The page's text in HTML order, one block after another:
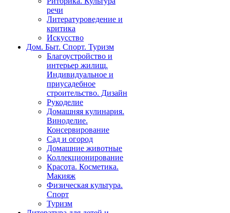
речи
Литературоведение и
критика
Искусство
Дом. Быт. Спорт. Туризм
Благоустройство и
интерьер жилищ.
Индивидуальное и
приусадебное
строительство. Дизайн
Рукоделие
Домашняя кулинария.
Виноделие.
Консервирование
Сад и огород
Домашние животные
Коллекционирование
Красота. Косметика.
Макияж
Физическая культура.
Спорт
Туризм